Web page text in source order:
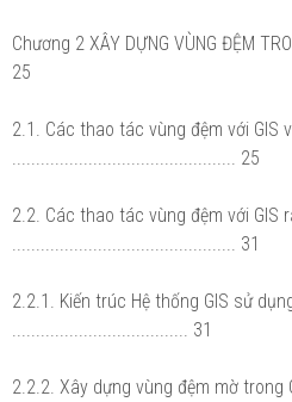
Chương 2 XÂY DỰNG VÙNG ĐỆM
25
2.1. Các thao tác vùng đệm với GIS
............................................... 25
2.2. Các thao tác vùng đệm với GIS
............................................... 31
2.2.1. Kiến trúc Hệ thống GIS sử
..................................... 31
2.2.2. Xây dựng vùng đệm mờ trong